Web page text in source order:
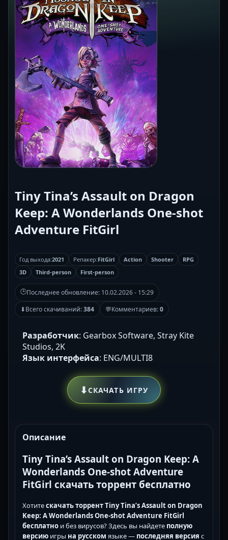
Tiny Tina’s Assault on Dragon
Keep: A Wonderlands One-shot
Adventure FitGirl
Год выхода:2021 Репакер:FitGirl Action Shooter
RPG
3D
Third-person First-person
🕒Последнее обновление: 10.02.2026 - 15:29
⬇Всего скачиваний:384 💬Комментариев:0
Разработчик: Gearbox Software, Stray Kite
Studios, 2K
Язык интерфейса: ENG/MULTI8
⬇СКАЧАТЬ ИГРУ
Описание
Tiny Tina’s Assault on Dragon Keep: A
Wonderlands One-shot Adventure
FitGirl скачать торрент бесплатно
Хотитескачать торрентTiny Tina’s Assault on Dragon
Keep: A Wonderlands One-shot Adventure FitGirl
бесплатно и без вирусов? Здесь вы найдете полную
версию игры на русском языке — последняя версия с